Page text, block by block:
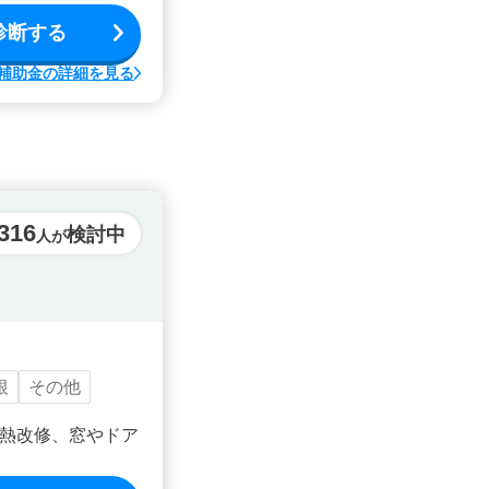
断する
助金の詳細を見る
人が検討中
その他
改修、窓やドア